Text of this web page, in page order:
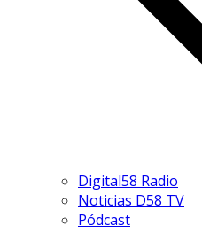
Digital58 Radio
Noticias D58 TV
Pódcast